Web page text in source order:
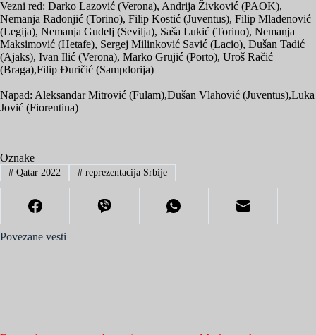
Vezni red: Darko Lazović (Verona), Andrija Živković (PAOK),
Nemanja Radonjić (Torino), Filip Kostić (Juventus), Filip Mladenović
(Legija), Nemanja Gudelj (Sevilja), Saša Lukić (Torino), Nemanja
Maksimović (Hetafe), Sergej Milinković Savić (Lacio), Dušan Tadić
(Ajaks), Ivan Ilić (Verona), Marko Grujić (Porto), Uroš Račić
(Braga),Filip Đuričić (Sampdorija)
Napad: Aleksandar Mitrović (Fulam),Dušan Vlahović (Juventus),Luka
Jović (Fiorentina)
Oznake
#Qatar 2022 #reprezentacija Srbije
Povezane vesti